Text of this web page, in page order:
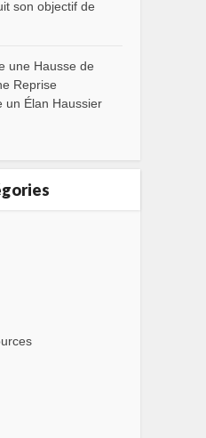
son objectif de
une Hausse de
Reprise
un Élan Haussier